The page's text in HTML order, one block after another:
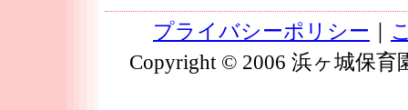
プライバシーポリシー
Copyright © 2006 浜ヶ城保育